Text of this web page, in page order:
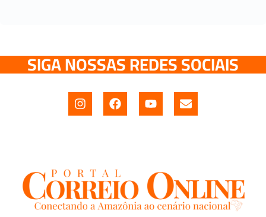
SIGA NOSSAS REDES SOCIAIS